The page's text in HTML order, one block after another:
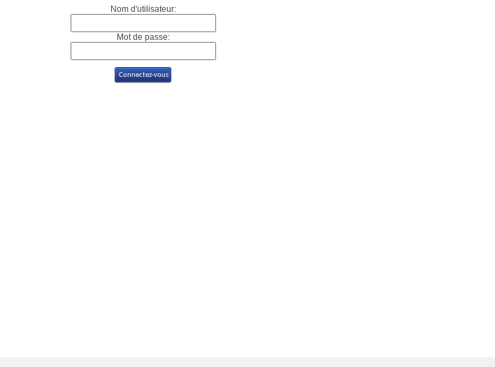
Nom d'utilisateur:
Mot de passe: